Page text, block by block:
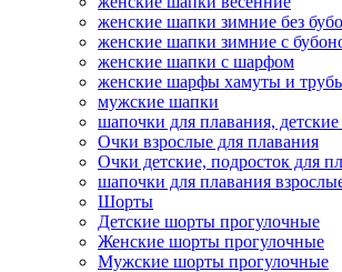
женские шапки зимние без
женские шапки зимние с
женские шапки с шарфом
женские шарфы хамуты и
мужские шапки
шапочки для плавания,
Очки взрослые для плавания
Очки детские, подросток для
шапочки для плавания
Шорты
Детские шорты прогулочные
Женские шорты прогулочные
Мужские шорты прогулочные